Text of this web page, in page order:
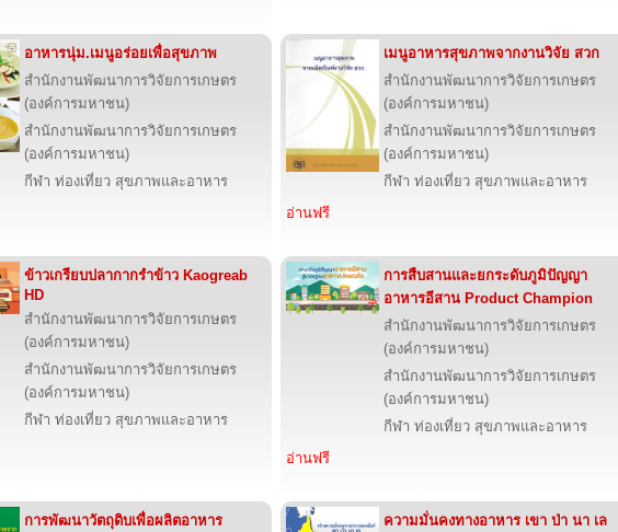
อาหารนุ่ม.เมนูอร่อยเพื่อสุขภาพ
สำนักงานพัฒนาการวิจัยการเกษตร
(องค์การมหาชน)
สำนักงานพัฒนาการวิจัยการเกษตร
(องค์การมหาชน)
กีฬา ท่องเที่ยว สุขภาพและอาหาร
เมนูอาหารสุขภาพจากงานวิจัย สวก
สำนักงานพัฒนาการวิจัยการเกษตร
(องค์การมหาชน)
สำนักงานพัฒนาการวิจัยการเกษตร
(องค์การมหาชน)
กีฬา ท่องเที่ยว สุขภาพและอาหาร
อ่านฟรี
ข้าวเกรียบปลากากรำข้าว Kaogreab
HD
สำนักงานพัฒนาการวิจัยการเกษตร
(องค์การมหาชน)
สำนักงานพัฒนาการวิจัยการเกษตร
(องค์การมหาชน)
กีฬา ท่องเที่ยว สุขภาพและอาหาร
การสืบสานและยกระดับภูมิปัญญา
อาหารอีสาน Product Champion
สำนักงานพัฒนาการวิจัยการเกษตร
(องค์การมหาชน)
สำนักงานพัฒนาการวิจัยการเกษตร
(องค์การมหาชน)
กีฬา ท่องเที่ยว สุขภาพและอาหาร
อ่านฟรี
การพัฒนาวัตถุดิบเพื่อผลิตอาหาร
ความมั่นคงทางอาหาร เขา ป่า นา เล